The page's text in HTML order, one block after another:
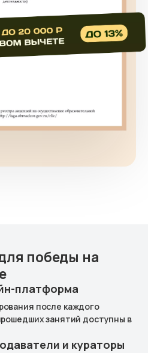
победы на
платформа
после каждого
занятий доступны в
и кураторы